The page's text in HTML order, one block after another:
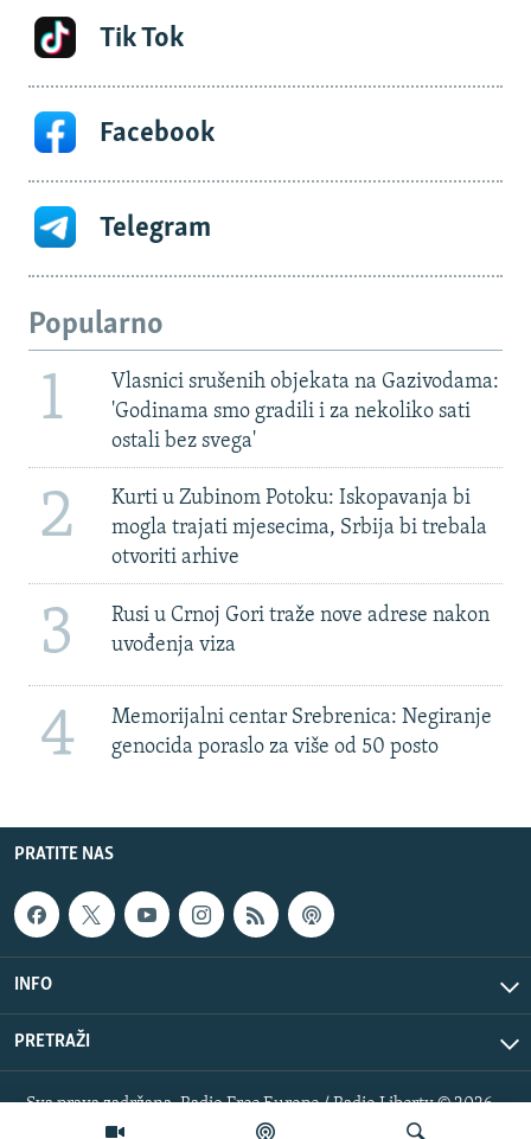
Tik Tok
Facebook
Telegram
Popularno
1
Vlasnici srušenih objekata na Gazivodama:
'Godinama smo gradili i za nekoliko sati
ostali bez svega'
2
Kurti u Zubinom Potoku: Iskopavanja bi
mogla trajati mjesecima, Srbija bi trebala
otvoriti arhive
3
Rusi u Crnoj Gori traže nove adrese nakon
uvođenja viza
4
Memorijalni centar Srebrenica: Negiranje
genocida poraslo za više od 50 posto
PRATITE NAS
INFO
PRETRAŽI
Sva prava zadržana. Radio Free Europe / Radio Liberty © 2026
RFE/RL, Inc.